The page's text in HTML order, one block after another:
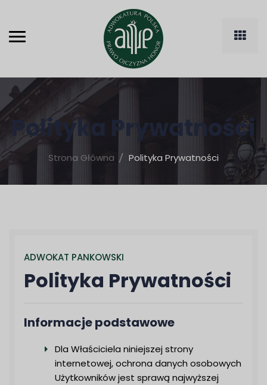
Polityka Prywatności
Strona Główna Polityka Prywatności
ADWOKAT PANKOWSKI
Polityka Prywatności
Informacje podstawowe
Dla Właściciela niniejszej strony
internetowej, ochrona danych osobowych
Użytkowników jest sprawą najwyższej